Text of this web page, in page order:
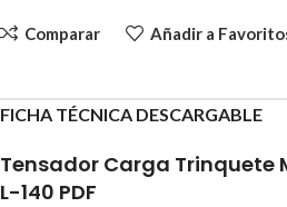
Comparar Añadir a
FICHA TÉCNICA DESCARGABLE
Tensador Carga Trinquete
L-140 PDF